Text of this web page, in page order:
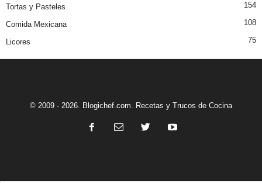
Tortas y Pasteles 154
Comida Mexicana 108
Licores 75
© 2009 - 2026. Blogichef.com. Recetas y Trucos de Cocina